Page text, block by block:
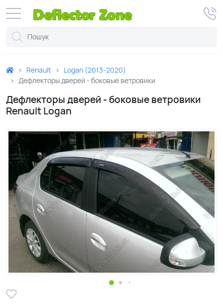
Renault
Logan (2013-2020)
Дефлекторы дверей - боковые ветровики
Дефлекторы дверей - боковые ветровики
Renault Logan